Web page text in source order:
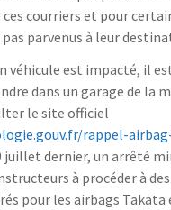
courriers et pour
parvenus à leur
véhicule est impacté, il
dans un garage de la
le site officiel
rappel-
juillet dernier, un arrêté
à procéder à
pour les airbags Takata